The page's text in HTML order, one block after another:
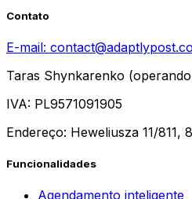
Contato
E-mail:
Taras Shynkarenko
IVA: PL9571091905
Endereço: Heweliusza 11/811,
Funcionalidades
Agendamento inteligente